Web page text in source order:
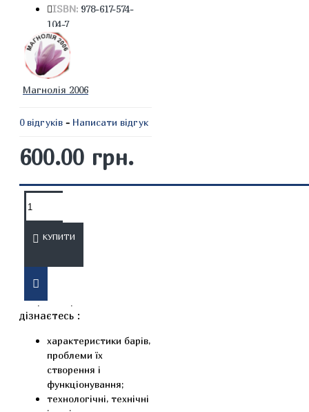
ISBN: 978-617-574-
104-7
Магнолія 2006
0 відгуків - Написати відгук
600.00 грн.
КУПИТИ
ОПИС
З даного підручника
«Барна справа» ви
дізнаєтесь :
характеристики барів,
проблеми їх
створення і
функціонування;
технологічні, технічні